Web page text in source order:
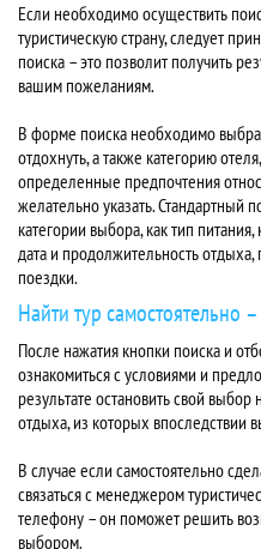
Если необходимо осуществить
туристическую страну, следует
поиска – это позволит получить
вашим пожеланиям.
В форме поиска необходимо
отдохнуть, а также категорию
определенные предпочтения
желательно указать. Стандартный
категории выбора, как тип
дата и продолжительность
поездки.
Найти тур самостоятельно
После нажатия кнопки поиска и
ознакомиться с условиями и
результате остановить свой
отдыха, из которых впоследствии
В случае если самостоятельно
связаться с менеджером
телефону – он поможет решить
выбором.